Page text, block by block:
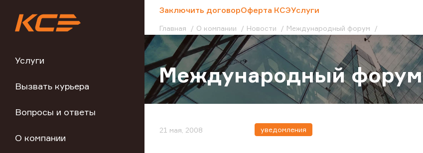
Услуги
Вызвать курьера
Вопросы и ответы
О компании
Заключить договорОферта КСЭУслуги
Главная О компании Новости Международный форум
Международный форум
21 мая, 2008 уведомления